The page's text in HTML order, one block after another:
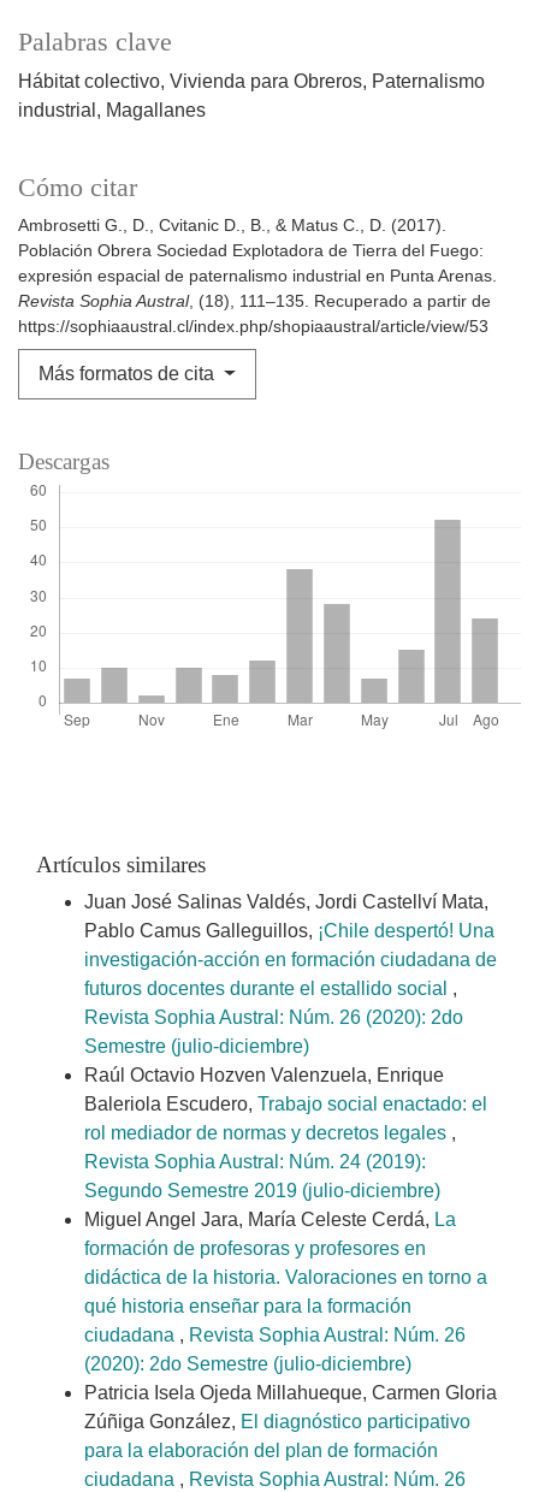
Palabras clave
Hábitat colectivo Vivienda para Obreros Paternalismo
industrial
Magallanes
Cómo citar
Ambrosetti G., D., Cvitanic D., B., & Matus C., D. (2017).
Población Obrera Sociedad Explotadora de Tierra del Fuego:
expresión espacial de paternalismo industrial en Punta Arenas.
Revista Sophia Austral, (18), 111–135. Recuperado a partir de
https://sophiaaustral.cl/index.php/shopiaaustral/article/view/53
Más formatos de cita
Descargas
Artículos similares
Juan José Salinas Valdés, Jordi Castellví Mata,
Pablo Camus Galleguillos, ¡Chile despertó! Una
investigación-acción en formación ciudadana de
futuros docentes durante el estallido social ,
Revista Sophia Austral: Núm. 26 (2020): 2do
Semestre (julio-diciembre)
Raúl Octavio Hozven Valenzuela, Enrique
Baleriola Escudero, Trabajo social enactado: el
rol mediador de normas y decretos legales ,
Revista Sophia Austral: Núm. 24 (2019):
Segundo Semestre 2019 (julio-diciembre)
Miguel Angel Jara, María Celeste Cerdá, La
formación de profesoras y profesores en
didáctica de la historia. Valoraciones en torno a
qué historia enseñar para la formación
ciudadana , Revista Sophia Austral: Núm. 26
(2020): 2do Semestre (julio-diciembre)
Patricia Isela Ojeda Millahueque, Carmen Gloria
Zúñiga González, El diagnóstico participativo
para la elaboración del plan de formación
ciudadana , Revista Sophia Austral: Núm. 26